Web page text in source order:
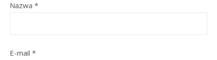
Nazwa *
E-mail *